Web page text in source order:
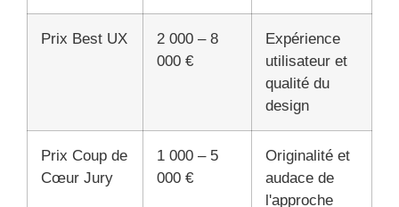
Prix Best UX
2 000 – 8
000 €
Expérience
utilisateur et
qualité du
design
Prix Coup de
Cœur Jury
1 000 – 5
000 €
Originalité et
audace de
l'approche